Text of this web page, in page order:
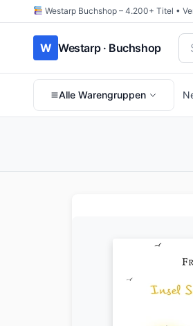
Westarp Buchshop – 4.200+ Titel •
W Westarp · Buchshop
Alle Warengruppen